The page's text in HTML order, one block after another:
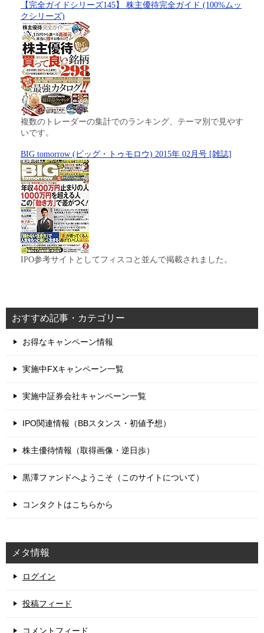
【完全ガイドシリーズ145】 株主優待完全ガイド (100%ムッ
クシリーズ)
複数のトレーダーの集計でのランキング、テーマ別で見やす
いです。
BIG tomorrow (ビッグ・トゥモロウ) 2015年 02月号 [雑誌]
IPO参考サイトとしてフィスコと並んで掲載されました。
おすすめ記事・カテゴリー
お得なキャンペーン情報
実施中FXキャンペーン一覧
実施中証券会社キャンペーン一覧
IPO関連情報（BBスタンス・初値予想）
株主優待情報（取得画像・逆日歩）
黒澤ファンドへようこそ（このサイトについて）
コンタクトはこちらから
メタ情報
ログイン
投稿フィード
コメントフィード